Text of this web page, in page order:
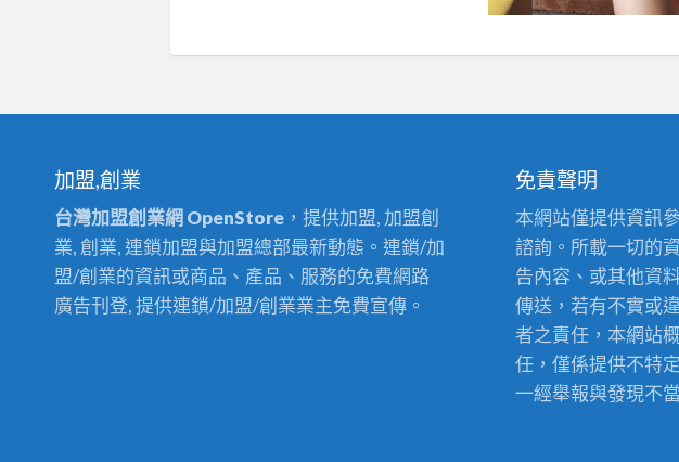
加盟,創業
台灣加盟創業網 OpenStore ，提供加盟, 加盟創
業, 創業, 連鎖加盟與加盟總部最新動態。連鎖/加
盟/創業的資訊或商品、產品、服務的免費網路
廣告刊登, 提供連鎖/加盟/創業業主免費宣傳。
免責聲明
本網站僅提供資訊
諮詢。所載一切的
告內容、或其他資
傳送，若有不實或
者之責任，本網站
任，僅係提供不特
一經舉報與發現不